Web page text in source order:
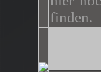
finden.